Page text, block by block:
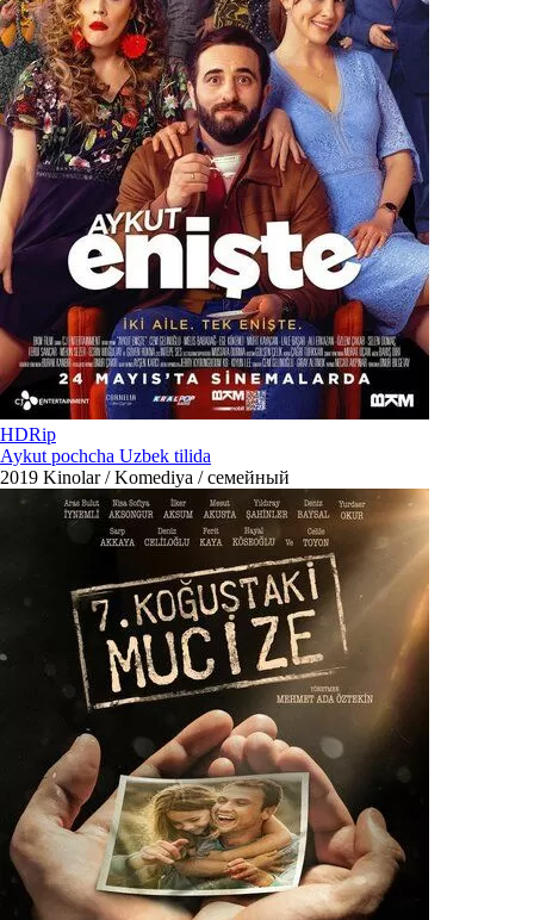
HDRip
Aykut pochcha Uzbek tilida
2019 Kinolar / Komediya / семейный